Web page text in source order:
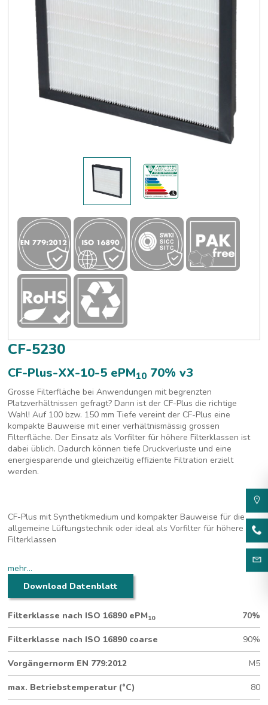
CF-5230
CF-Plus-XX-10-5 ePM10 70% v3
Grosse Filterfläche bei Anwendungen mit begrenzten
Platzverhältnissen gefragt? Dann ist der CF-Plus die richtige
Wahl! Auf 100 bzw. 150 mm Tiefe vereint der CF-Plus eine
kompakte Bauweise mit einer verhältnismässig grossen
Filterfläche. Der Einsatz als Vorfilter für höhere Filterklassen ist
dabei üblich. Dadurch können tiefe Druckverluste und eine
energiesparende und gleichzeitig effiziente Filtration erzielt
werden.
CF-Plus mit Synthetikmedium und kompakter Bauweise für die
allgemeine Lüftungstechnik oder ideal als Vorfilter für höhere
Filterklassen
Plissiertes PES-Medium
mehr...
Download Datenblatt
Filterklasse nach ISO 16890 ePM10 70%
Filterklasse nach ISO 16890 coarse 90%
Vorgängernorm EN 779:2012 M5
max. Betriebstemperatur (°C) 80